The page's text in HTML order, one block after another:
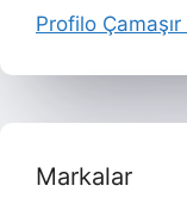
Profilo
Markalar